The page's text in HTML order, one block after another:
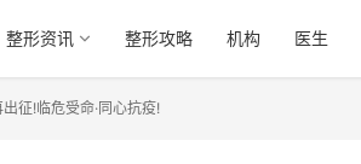
整形资讯 整形攻略 机构 医生
征!临危受命·同心抗疫!